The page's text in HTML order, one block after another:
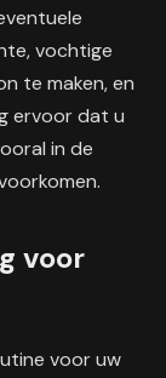
vochtige
te maken, en
ervoor dat u
in de
voor
voor uw